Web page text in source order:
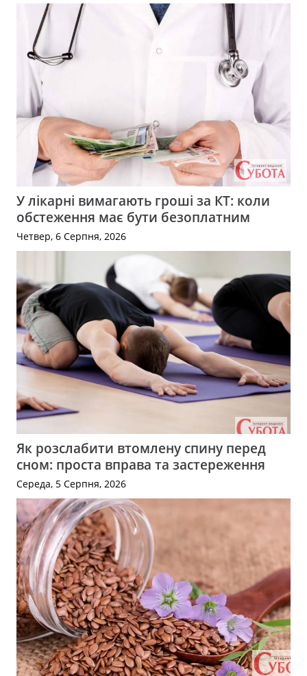
У лікарні вимагають гроші за КТ: коли
обстеження має бути безоплатним
Четвер, 6 Серпня, 2026
Як розслабити втомлену спину перед
сном: проста вправа та застереження
Середа, 5 Серпня, 2026